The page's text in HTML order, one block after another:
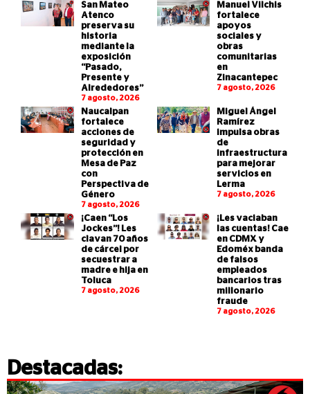
San Mateo
Atenco
preserva su
historia
mediante la
exposición
“Pasado,
Presente y
Alrededores”
7 agosto, 2026
Manuel Vilchis
fortalece
apoyos
sociales y
obras
comunitarias
en
Zinacantepec
7 agosto, 2026
Naucalpan
fortalece
acciones de
seguridad y
protección en
Mesa de Paz
con
Perspectiva de
Género
7 agosto, 2026
Miguel Ángel
Ramírez
impulsa obras
de
infraestructura
para mejorar
servicios en
Lerma
7 agosto, 2026
¡Caen “Los
Jockes”! Les
clavan 70 años
de cárcel por
secuestrar a
madre e hija en
Toluca
7 agosto, 2026
¡Les vaciaban
las cuentas! Cae
en CDMX y
Edoméx banda
de falsos
empleados
bancarios tras
millonario
fraude
7 agosto, 2026
Destacadas: